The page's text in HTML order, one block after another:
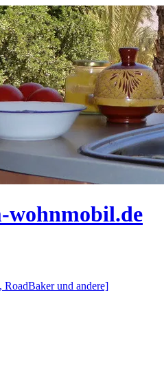
wohnmobil.de
und andere]